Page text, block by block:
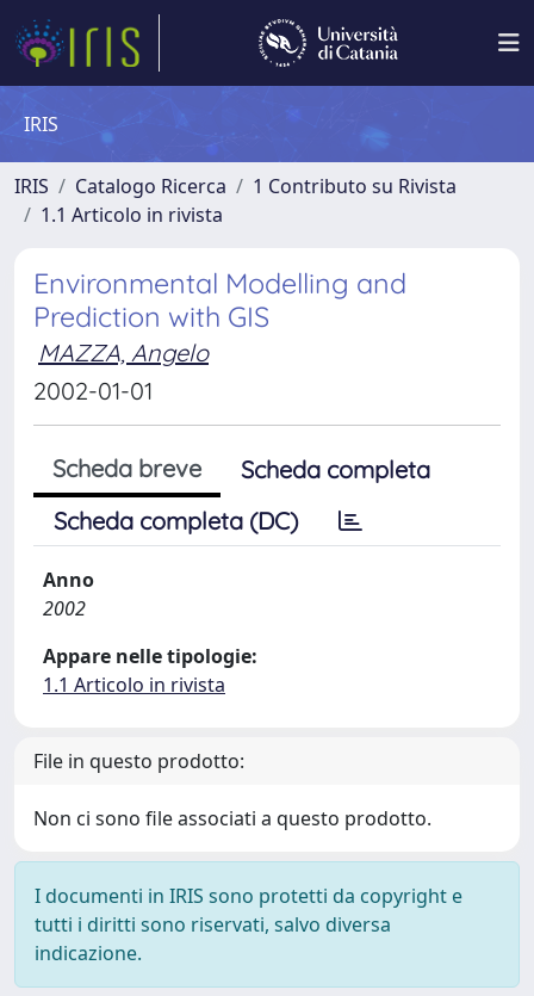
IRIS
IRIS Catalogo Ricerca
1 Contributo su Rivista
1.1 Articolo in rivista
Environmental Modelling and
Prediction with GIS
MAZZA, Angelo
2002-01-01
Scheda breve
Scheda completa
Scheda completa (DC)
Anno
2002
Appare nelle tipologie:
1.1 Articolo in rivista
File in questo prodotto:
Non ci sono file associati a questo prodotto.
I documenti in IRIS sono protetti da copyright e
tutti i diritti sono riservati, salvo diversa
indicazione.